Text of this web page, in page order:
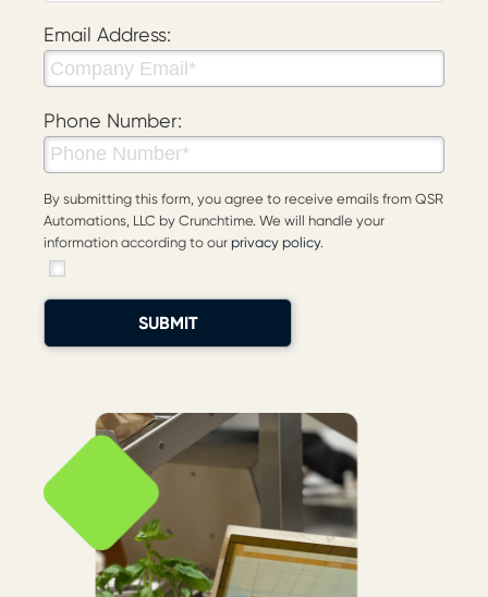
Email Address:
Phone Number:
By submitting this form, you agree to receive emails from QSR
Automations, LLC by Crunchtime. We will handle your
information according to our privacy policy.
SUBMIT